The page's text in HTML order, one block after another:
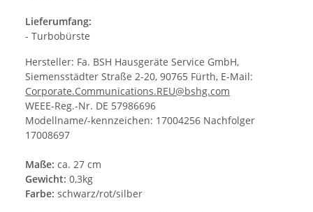
Lieferumfang:
- Turbobürste
Hersteller: Fa. BSH Hausgeräte Service GmbH,
Siemensstädter Straße 2-20, 90765 Fürth, E-Mail:
Corporate.Communications.REU@bshg.com
WEEE-Reg.-Nr. DE 57986696
Modellname/-kennzeichen: 17004256 Nachfolger
17008697
Maße: ca. 27 cm
Gewicht: 0,3kg
Farbe: schwarz/rot/silber